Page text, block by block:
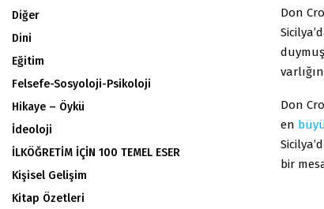
Don
Don
en
bir
Diğer
Dini
Eğitim
Felsefe-Sosyoloji-Psikoloji
Hikaye – Öykü
İdeoloji
İLKÖĞRETİM İÇİN 100 TEMEL ESER
Kişisel Gelişim
Kitap Özetleri